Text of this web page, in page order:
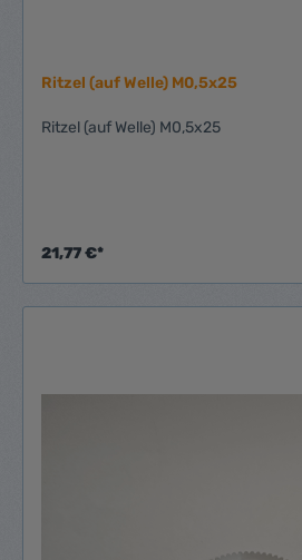
Ritzel (auf Welle) M0,5x25
Ritzel (auf Welle) M0,5x25
21,77 €*